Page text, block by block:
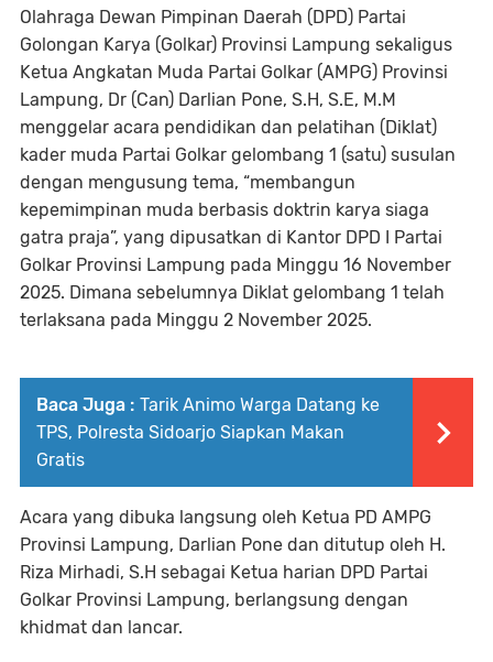
Olahraga Dewan Pimpinan Daerah (DPD) Partai
Golongan Karya (Golkar) Provinsi Lampung sekaligus
Ketua Angkatan Muda Partai Golkar (AMPG) Provinsi
Lampung, Dr (Can) Darlian Pone, S.H, S.E, M.M
menggelar acara pendidikan dan pelatihan (Diklat)
kader muda Partai Golkar gelombang 1 (satu) susulan
dengan mengusung tema, “membangun
kepemimpinan muda berbasis doktrin karya siaga
gatra praja”, yang dipusatkan di Kantor DPD I Partai
Golkar Provinsi Lampung pada Minggu 16 November
2025. Dimana sebelumnya Diklat gelombang 1 telah
terlaksana pada Minggu 2 November 2025.
Baca Juga : Tarik Animo Warga Datang ke
TPS, Polresta Sidoarjo Siapkan Makan
Gratis
Acara yang dibuka langsung oleh Ketua PD AMPG
Provinsi Lampung, Darlian Pone dan ditutup oleh H.
Riza Mirhadi, S.H sebagai Ketua harian DPD Partai
Golkar Provinsi Lampung, berlangsung dengan
khidmat dan lancar.